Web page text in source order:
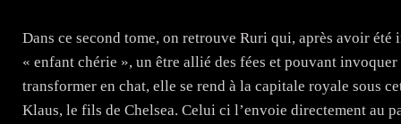
Dans ce second tome, on retrouve Ruri qui, après avoir
« enfant chérie », un être allié des fées et pouvant
transformer en chat, elle se rend à la capitale royale sous
Klaus, le fils de Chelsea. Celui ci l’envoie directement au